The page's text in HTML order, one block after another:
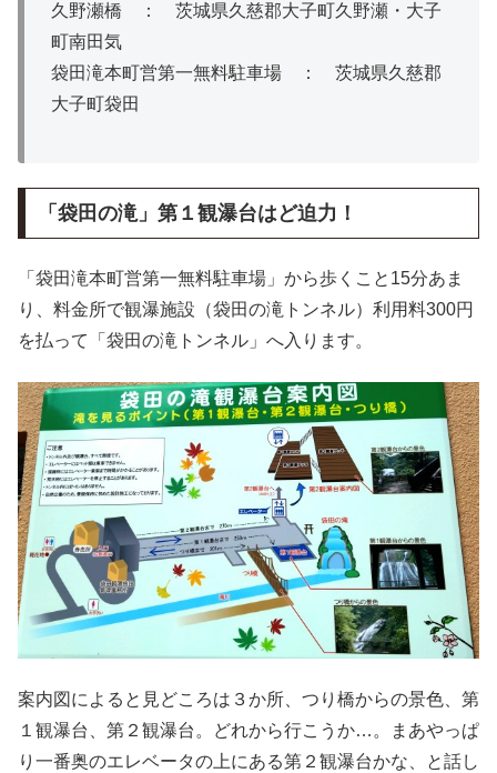
久野瀬橋 ： 茨城県久慈郡大子町久野瀬・大子
町南田気
袋田滝本町営第一無料駐車場 ： 茨城県久慈郡
大子町袋田
「袋田の滝」第１観瀑台はど迫力！
「袋田滝本町営第一無料駐車場」から歩くこと15分あま
り、料金所で観瀑施設（袋田の滝トンネル）利用料300円
を払って「袋田の滝トンネル」へ入ります。
案内図によると見どころは３か所、つり橋からの景色、第
１観瀑台、第２観瀑台。どれから行こうか…。まあやっぱ
り一番奥のエレベータの上にある第２観瀑台かな、と話し